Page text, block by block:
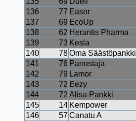
136
77 Easor
137
69 EcoUp
138
62 Herantis Pharma
139
73 Kesla
140
78Oma Säästöpankki
141
76 Panostaja
142
79 Lamor
143
72 Eezy
144
72 Alisa Pankki
145
14 Kempower
146
57 Canatu A